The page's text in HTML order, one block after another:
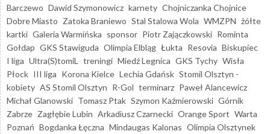
Barczewo Dawid Szymonowicz karnety Chojniczanka Chojnice
Dobre Miasto Zatoka Braniewo Stal Stalowa Wola WMZPN żółte
kartki Galeria Warmińska sponsor Piotr Zajączkowski Rominta
Gołdap GKS Stawiguda Olimpia Elbląg Łukta Resovia Biskupiec
I liga Ultra(S)tomiL treningi Miedź Legnica GKS Tychy Wisła
Płock III liga Korona Kielce Lechia Gdańsk Stomil Olsztyn -
kobiety AS Stomil Olsztyn R-Gol terminarz Paweł Alancewicz
Michał Glanowski Tomasz Ptak Szymon Kaźmierowski Górnik
Zabrze Zagłębie Lubin Arkadiusz Czarnecki Orange Sport Warta
Poznań Bogdanka Łęczna Mindaugas Kalonas Olimpia Olsztynek